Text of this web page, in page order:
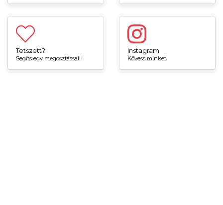
Tetszett?
Segíts egy megosztással!
Instagram
Kövess minket!